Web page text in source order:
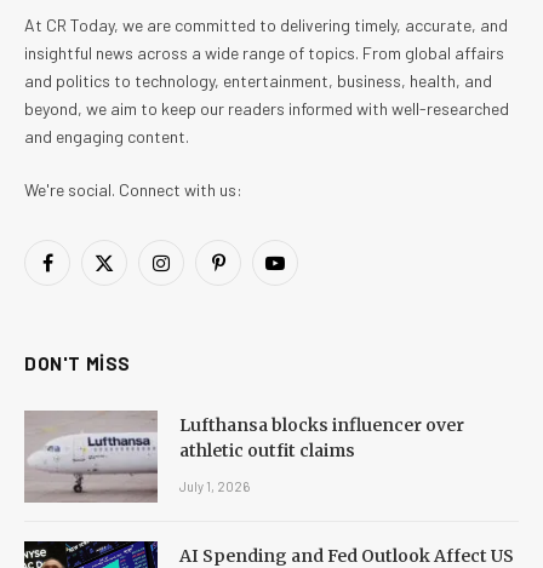
At CR Today, we are committed to delivering timely, accurate, and
insightful news across a wide range of topics. From global affairs
and politics to technology, entertainment, business, health, and
beyond, we aim to keep our readers informed with well-researched
and engaging content.
We're social. Connect with us:
Facebook
X
InstagramPinterestYouTube
DON'T MISS
Lufthansa blocks influencer over
athletic outfit claims
July 1, 2026
AI Spending and Fed Outlook Affect US